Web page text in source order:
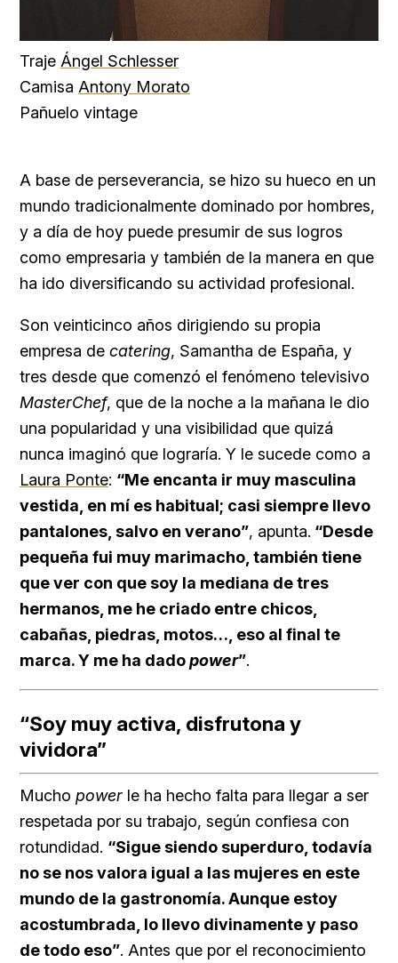
Traje Ángel Schlesser
Camisa Antony Morato
Pañuelo vintage
A base de perseverancia, se hizo su hueco en un
mundo tradicionalmente dominado por hombres,
y a día de hoy puede presumir de sus logros
como empresaria y también de la manera en que
ha ido diversificando su actividad profesional.
Son veinticinco años dirigiendo su propia
empresa de catering, Samantha de España, y
tres desde que comenzó el fenómeno televisivo
MasterChef, que de la noche a la mañana le dio
una popularidad y una visibilidad que quizá
nunca imaginó que lograría. Y le sucede como a
Laura Ponte: “Me encanta ir muy masculina
vestida, en mí es habitual; casi siempre llevo
pantalones, salvo en verano”, apunta. “Desde
pequeña fui muy marimacho, también tiene
que ver con que soy la mediana de tres
hermanos, me he criado entre chicos,
cabañas, piedras, motos…, eso al final te
marca. Y me ha dadopower”.
“Soy muy activa, disfrutona y
vividora”
Mucho power le ha hecho falta para llegar a ser
respetada por su trabajo, según confiesa con
rotundidad. “Sigue siendo superduro, todavía
no se nos valora igual a las mujeres en este
mundo de la gastronomía. Aunque estoy
acostumbrada, lo llevo divinamente y paso
de todo eso”. Antes que por el reconocimiento